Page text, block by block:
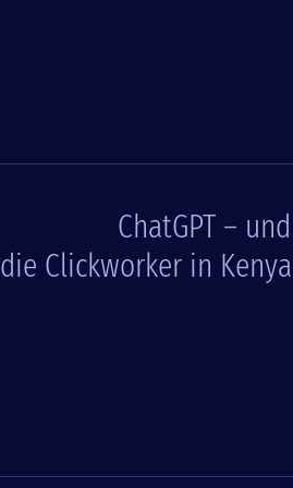
ChatGPT – und
die Clickworker in Kenya